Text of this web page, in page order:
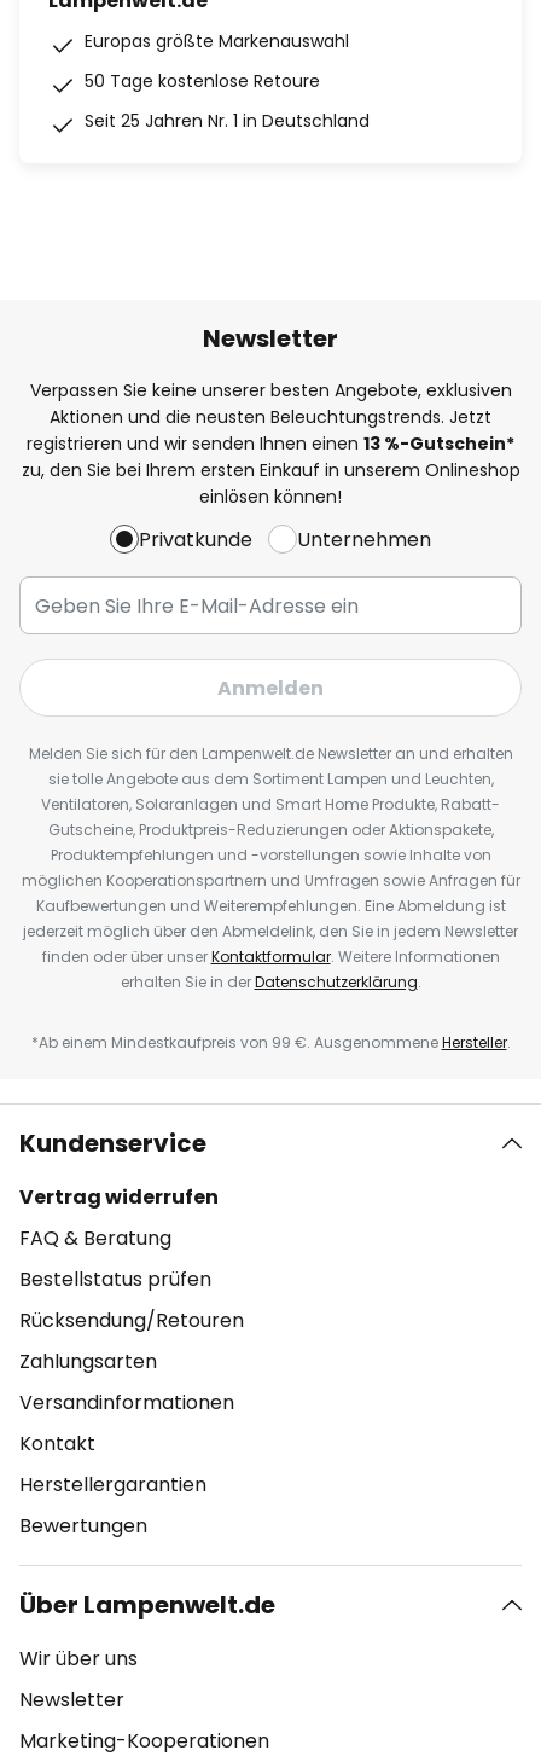
Europas größte Markenauswahl
50 Tage kostenlose Retoure
Seit 25 Jahren Nr. 1 in Deutschland
Newsletter
Verpassen Sie keine unserer besten Angebote, exklusiven
Aktionen und die neusten Beleuchtungstrends. Jetzt
registrieren und wir senden Ihnen einen 13 %-Gutschein*
zu, den Sie bei Ihrem ersten Einkauf in unserem Onlineshop
einlösen können!
Privatkunde Unternehmen
Anmelden
Melden Sie sich für den Lampenwelt.de Newsletter an und erhalten
sie tolle Angebote aus dem Sortiment Lampen und Leuchten,
Ventilatoren, Solaranlagen und Smart Home Produkte, Rabatt-
Gutscheine, Produktpreis-Reduzierungen oder Aktionspakete,
Produktempfehlungen und -vorstellungen sowie Inhalte von
möglichen Kooperationspartnern und Umfragen sowie Anfragen für
Kaufbewertungen und Weiterempfehlungen. Eine Abmeldung ist
jederzeit möglich über den Abmeldelink, den Sie in jedem Newsletter
finden oder über unserKontaktformular. Weitere Informationen
erhalten Sie in derDatenschutzerklärung.
*Ab einem Mindestkaufpreis von 99 €. AusgenommeneHersteller.
Kundenservice
Vertrag widerrufen
FAQ & Beratung
Bestellstatus prüfen
Rücksendung/Retouren
Zahlungsarten
Versandinformationen
Kontakt
Herstellergarantien
Bewertungen
Über Lampenwelt.de
Wir über uns
Newsletter
Marketing-Kooperationen